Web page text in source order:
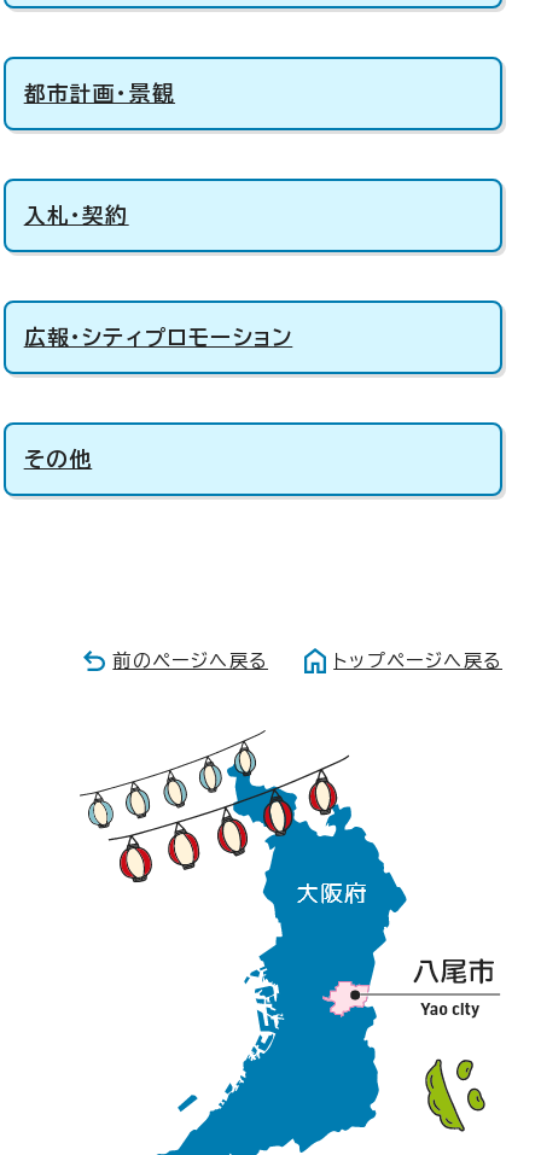
都市計画・景観
入札・契約
広報・シティプロモーション
その他
前のページへ戻る トップページへ戻る